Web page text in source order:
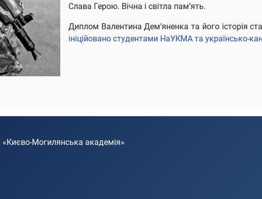
Слава Герою. Вічна і світла пам’ять.
Диплом Валентина Дем’яненка та його історія
ініційовано студентами НаУКМА та українсько-
«Києво-Могилянська академія»